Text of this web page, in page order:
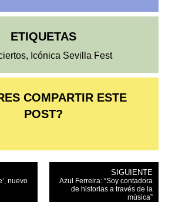
ETIQUETAS
, Icónica Sevilla Fest
COMPARTIR ESTE
POST?
nuevo
SIGUIENTE
Azul Ferreira: “Soy contadora
de historias a través de la
música”